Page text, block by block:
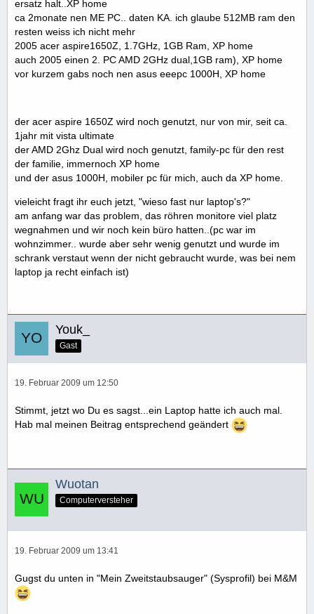
ersatz halt..XP home
ca 2monate nen ME PC.. daten KA. ich glaube 512MB ram den
resten weiss ich nicht mehr
2005 acer aspire1650Z, 1.7GHz, 1GB Ram, XP home
auch 2005 einen 2. PC AMD 2GHz dual,1GB ram), XP home
vor kurzem gabs noch nen asus eeepc 1000H, XP home
der acer aspire 1650Z wird noch genutzt, nur von mir, seit ca.
1jahr mit vista ultimate
der AMD 2Ghz Dual wird noch genutzt, family-pc für den rest
der familie, immernoch XP home
und der asus 1000H, mobiler pc für mich, auch da XP home.
vieleicht fragt ihr euch jetzt, "wieso fast nur laptop's?"
am anfang war das problem, das röhren monitore viel platz
wegnahmen und wir noch kein büro hatten..(pc war im
wohnzimmer.. wurde aber sehr wenig genutzt und wurde im
schrank verstaut wenn der nicht gebraucht wurde, was bei nem
laptop ja recht einfach ist)
Youk_
Gast
19. Februar 2009 um 12:50
Stimmt, jetzt wo Du es sagst...ein Laptop hatte ich auch mal.
Hab mal meinen Beitrag entsprechend geändert
Wuotan
Computerversteher
19. Februar 2009 um 13:41
Gugst du unten in "Mein Zweitstaubsauger" (Sysprofil) bei M&M